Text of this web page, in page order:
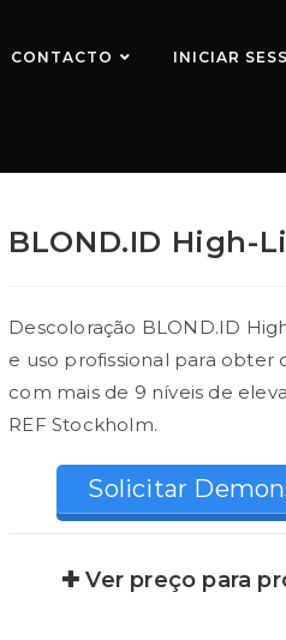
CONTACTO INICIAR
BLOND.ID High-
Descoloração BLOND.ID
e uso profissional para obter
com mais de 9 níveis de
REF Stockholm.
Solicitar
✚ Ver preço para